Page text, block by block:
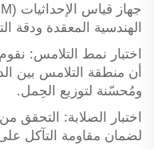
الهندسية المعقدة ودقة
اختبار نمط التلامس:
أن منطقة التلامس بين
ومُحسّنة لتوزيع الحِمل.
اختبار الصلابة: التحقق
لضمان مقاومة التآكل